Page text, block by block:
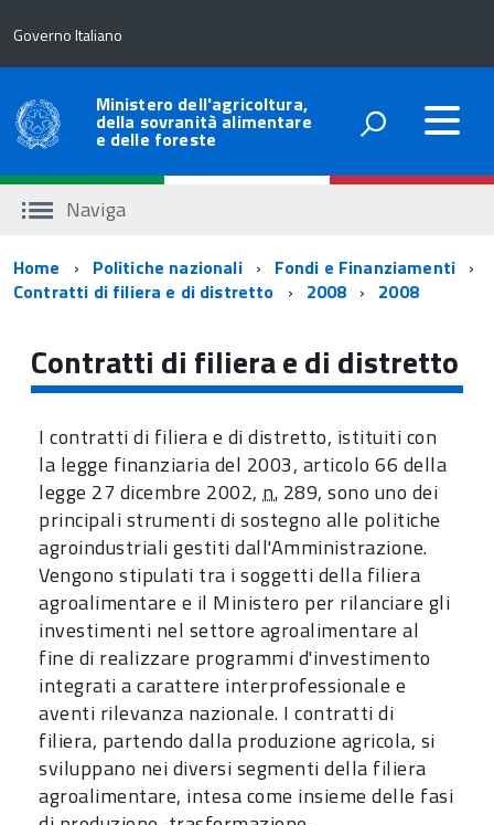
Governo Italiano
Ministero dell'agricoltura,
della sovranità alimentare
e delle foreste
Naviga
Percorso
di
navigazione
Home Politiche nazionali
Fondi e Finanziamenti
Contratti di filiera e di distretto
2008 2008
Contratti di filiera e di distretto
I contratti di filiera e di distretto, istituiti con
la legge finanziaria del 2003, articolo 66 della
legge 27 dicembre 2002,n. 289, sono uno dei
principali strumenti di sostegno alle politiche
agroindustriali gestiti dall'Amministrazione.
Vengono stipulati tra i soggetti della filiera
agroalimentare e il Ministero per rilanciare gli
investimenti nel settore agroalimentare al
fine di realizzare programmi d'investimento
integrati a carattere interprofessionale e
aventi rilevanza nazionale. I contratti di
filiera, partendo dalla produzione agricola, si
sviluppano nei diversi segmenti della filiera
agroalimentare, intesa come insieme delle fasi